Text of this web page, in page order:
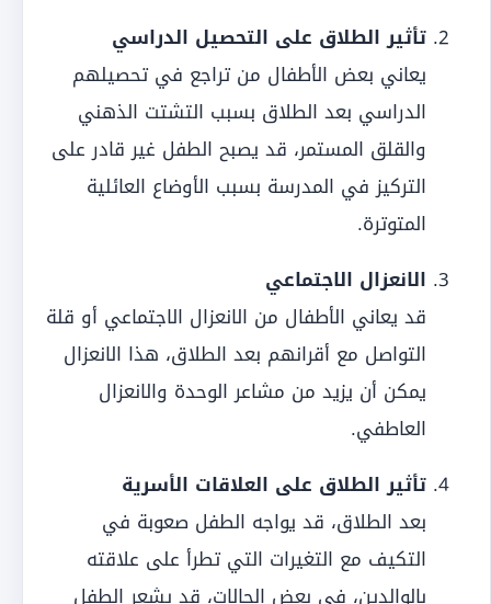
تأثير الطلاق على التحصيل الدراسي
يعاني بعض الأطفال من تراجع في تحصيلهم
الدراسي بعد الطلاق بسبب التشتت الذهني
والقلق المستمر، قد يصبح الطفل غير قادر على
التركيز في المدرسة بسبب الأوضاع العائلية
المتوترة.
الانعزال الاجتماعي
قد يعاني الأطفال من الانعزال الاجتماعي أو قلة
التواصل مع أقرانهم بعد الطلاق، هذا الانعزال
يمكن أن يزيد من مشاعر الوحدة والانعزال
العاطفي.
تأثير الطلاق على العلاقات الأسرية
بعد الطلاق، قد يواجه الطفل صعوبة في
التكيف مع التغيرات التي تطرأ على علاقته
بالوالدين، في بعض الحالات، قد يشعر الطفل